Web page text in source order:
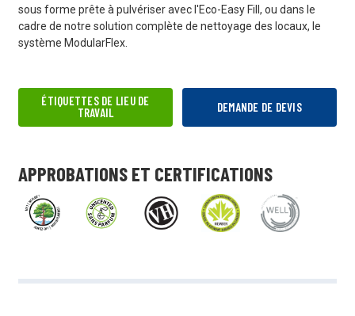
sous forme prête à pulvériser avec l'Eco-Easy Fill, ou dans le
cadre de notre solution complète de nettoyage des locaux, le
système ModularFlex.
ÉTIQUETTES DE LIEU DE
TRAVAIL
DEMANDE DE DEVIS
APPROBATIONS ET CERTIFICATIONS